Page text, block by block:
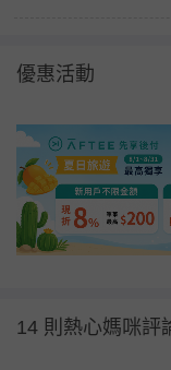
優惠活動
14 則熱心媽咪評